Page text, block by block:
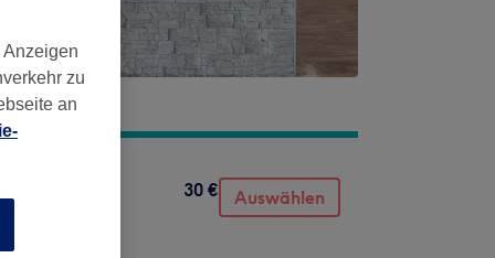
30 € Auswählen
zu
an